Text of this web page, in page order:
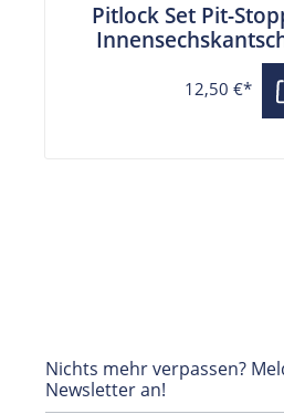
Pitlock Set Pit-
SW4
12,50 €*
Nichts mehr verpassen?
Newsletter an!